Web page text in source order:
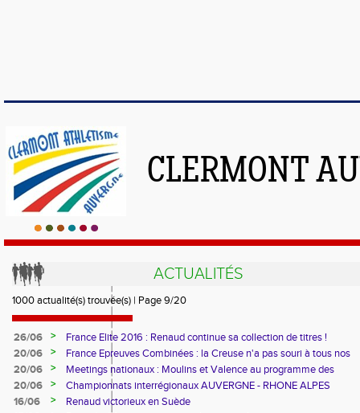
CLERMONT
ACTUALITÉS
1000 actualité(s) trouvée(s) | Page 9/20
26/06 >
France Elite 2016 : Renaud continue sa collection de titres !
20/06
>
France Epreuves Combinées : la Creuse n'a pas souri à tous nos
athlètes
20/06 >
Meetings nationaux : Moulins et Valence au programme des
athlètes du CAA
20/06 >
Championnats interrégionaux AUVERGNE - RHONE ALPES
16/06
>
Renaud victorieux en Suède